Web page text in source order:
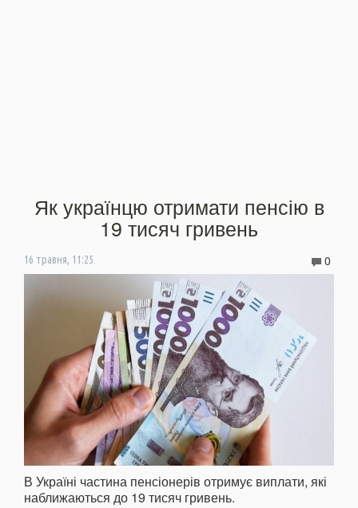
Як українцю отримати пенсію в
19 тисяч гривень
16 травня, 11:25 0
В Україні частина пенсіонерів отримує виплати, які
наближаються до 19 тисяч гривень.